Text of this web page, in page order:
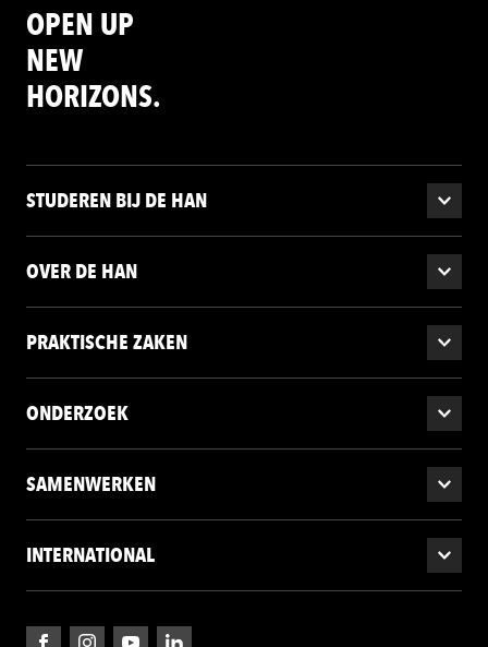
OPEN UP
NEW
HORIZONS.
STUDEREN BIJ DE HAN
OVER DE HAN
PRAKTISCHE ZAKEN
ONDERZOEK
SAMENWERKEN
INTERNATIONAL